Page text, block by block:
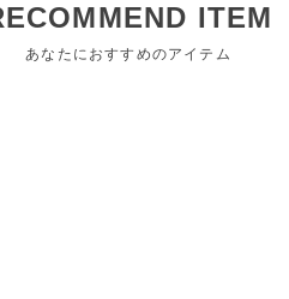
ITEM
あなたにおすすめのアイテム